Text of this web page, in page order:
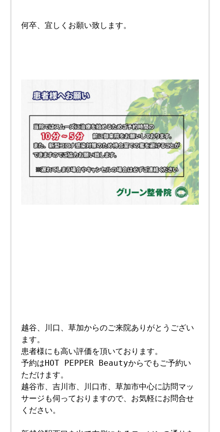
何卒、宜しくお願い致します。
越谷、川口、草加からのご来院ありがとうござい
ます。
患者様にも高い評価を頂いております。
予約はHOT PEPPER Beautyからでもご予約い
ただけます。
越谷市、吉川市、川口市、草加市中心に訪問マッ
サージも伺っておりますので、お気軽にお問合せ
ください。